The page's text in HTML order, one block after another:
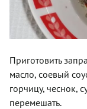
Приготовить
масло, соевый
горчицу, чеснок,
перемешать.